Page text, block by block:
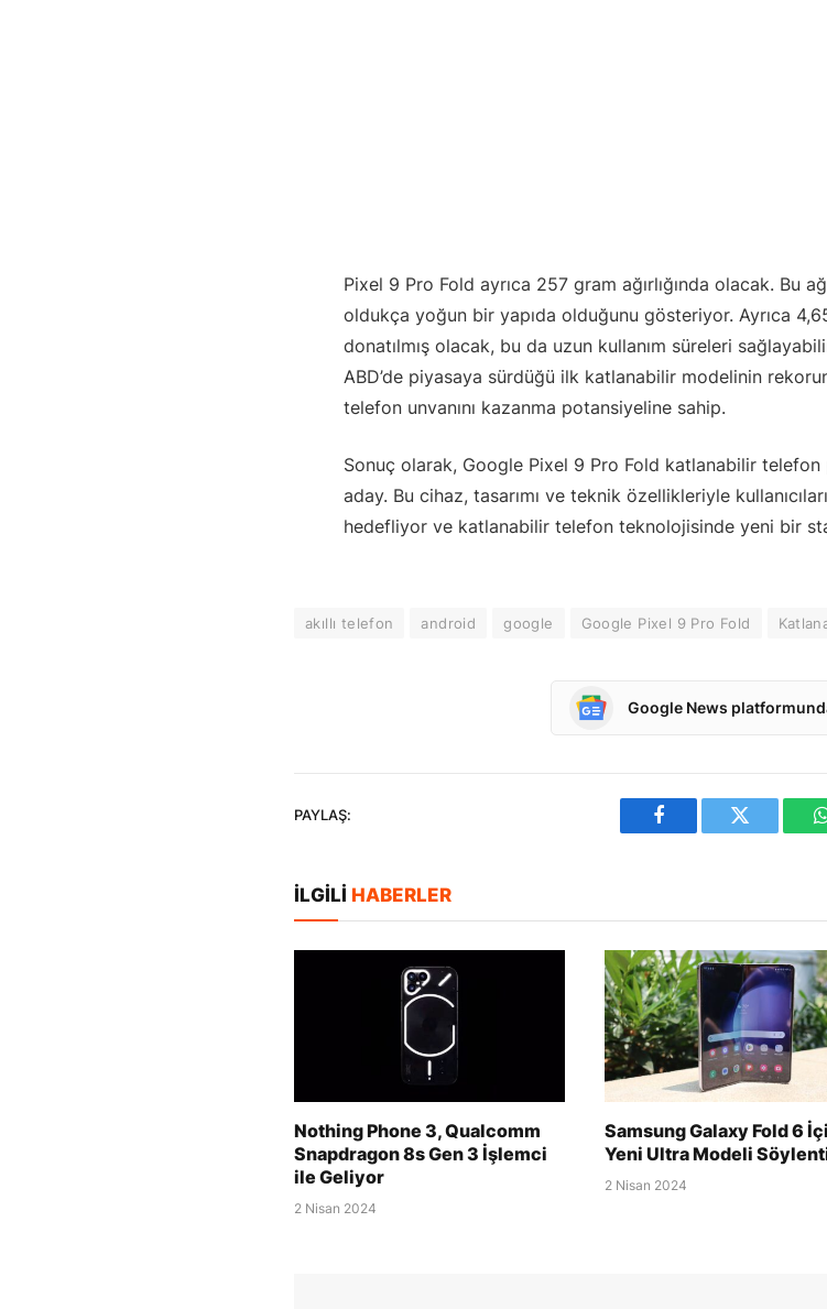
Pixel 9 Pro Fold ayrıca 257 gram ağırlığında olacak. Bu
oldukça yoğun bir yapıda olduğunu gösteriyor. Ayrıca
donatılmış olacak, bu da uzun kullanım süreleri
ABD’de piyasaya sürdüğü ilk katlanabilir modelinin
telefon unvanını kazanma potansiyeline sahip.
Sonuç olarak, Google Pixel 9 Pro Fold katlanabilir
aday. Bu cihaz, tasarımı ve teknik özellikleriyle
hedefliyor ve katlanabilir telefon teknolojisinde yeni bir
akıllı telefon android google Google Pixel 9 Pro Fold
Google News
PAYLAŞ:
Facebook Twitter
İLGILI HABERLER
Nothing Phone 3, Qualcomm
Snapdragon 8s Gen 3 İşlemci
ile Geliyor
2 Nisan 2024
Samsung Galaxy Fold 6
Yeni Ultra Modeli
2 Nisan 2024